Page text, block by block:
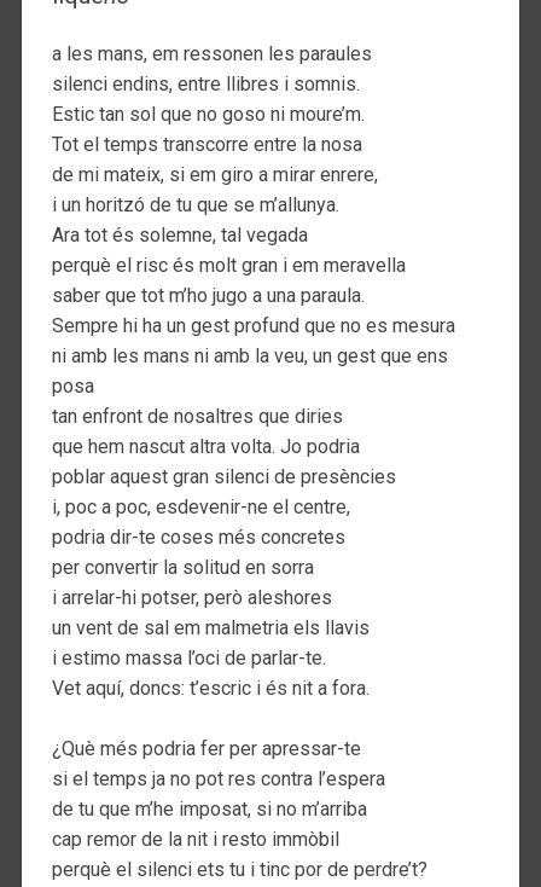
a les mans, em ressonen les paraules
silenci endins, entre llibres i somnis.
Estic tan sol que no goso ni moure’m.
Tot el temps transcorre entre la nosa
de mi mateix, si em giro a mirar enrere,
i un horitzó de tu que se m’allunya.
Ara tot és solemne, tal vegada
perquè el risc és molt gran i em meravella
saber que tot m’ho jugo a una paraula.
Sempre hi ha un gest profund que no es mesura
ni amb les mans ni amb la veu, un gest que ens
posa
tan enfront de nosaltres que diries
que hem nascut altra volta. Jo podria
poblar aquest gran silenci de presències
i, poc a poc, esdevenir-ne el centre,
podria dir-te coses més concretes
per convertir la solitud en sorra
i arrelar-hi potser, però aleshores
un vent de sal em malmetria els llavis
i estimo massa l’oci de parlar-te.
Vet aquí, doncs: t’escric i és nit a fora.
¿Què més podria fer per apressar-te
si el temps ja no pot res contra l’espera
de tu que m’he imposat, si no m’arriba
cap remor de la nit i resto immòbil
perquè el silenci ets tu i tinc por de perdre’t?